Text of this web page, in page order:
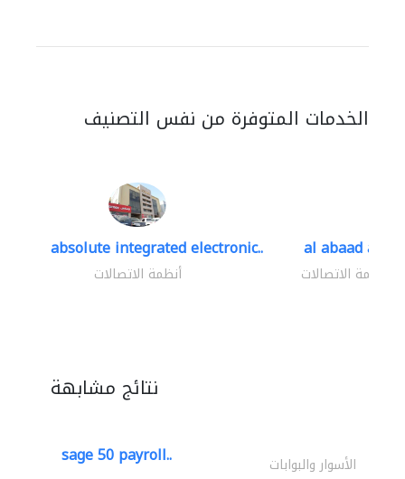
الخدمات المتوفرة من نفس التصنيف
absolute integrated electronic..
أنظمة الاتصالات
al abaad al..
أنظمة الاتصالات
نتائج مشابهة
sage 50 payroll.. الأسوار والبوابات